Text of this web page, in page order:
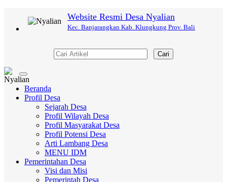
Website Resmi Desa Nyalian
Kec. Banjarangkan Kab. Klungkung Prov. Bali
Cari
Toggle
navigation
Beranda
Profil Desa
Sejarah Desa
Profil Wilayah Desa
Profil Masyarakat Desa
Profil Potensi Desa
Arti Lambang Desa
MENU IDM
Pemerintahan Desa
Visi dan Misi
Pemerintah Desa